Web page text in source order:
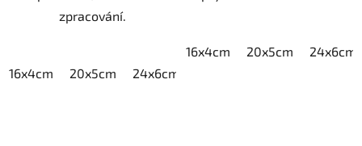
zpracování.
16x4cm 20x5cm 24x6cm
16x4cm 20x5cm 24x6cm